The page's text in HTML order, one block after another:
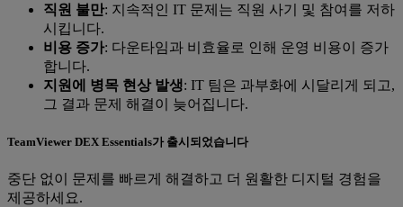
직원 불만: 지속적인 IT 문제는 직원 사기 및 참여를 저하
시킵니다.
비용 증가: 다운타임과 비효율로 인해 운영 비용이 증가
합니다.
지원에 병목 현상 발생: IT 팀은 과부화에 시달리게 되고,
그 결과 문제 해결이 늦어집니다.
TeamViewer DEX Essentials가 출시되었습니다
중단 없이 문제를 빠르게 해결하고 더 원활한 디지털 경험을
제공하세요.